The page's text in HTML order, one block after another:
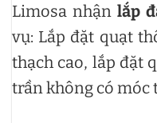
Limosa nhận lắp
vụ: Lắp đặt quạt
thạch cao, lắp đặt
trần không có móc